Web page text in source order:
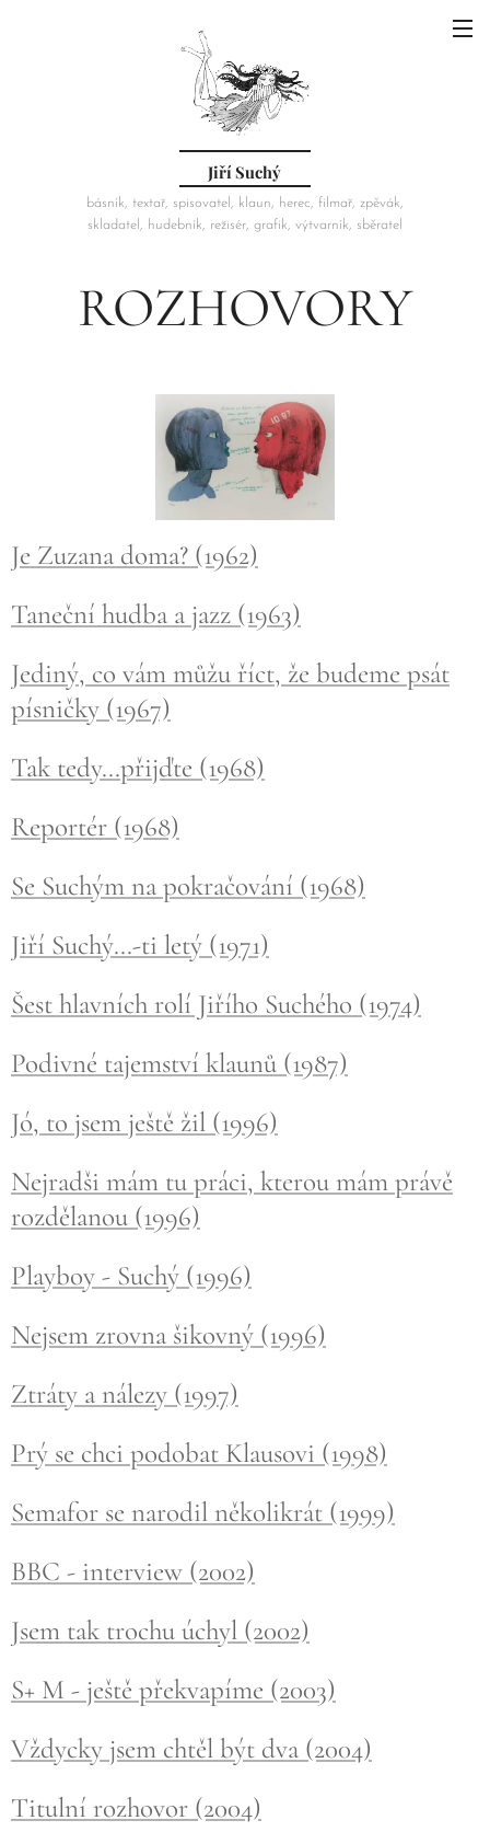
Jiří Suchý
básník, textař, spisovatel, klaun, herec, filmař, zpěvák,
skladatel, hudebník, režisér, grafik, výtvarník, sběratel
ROZHOVORY
Je Zuzana doma? (1962)
Taneční hudba a jazz (1963)
Jediný, co vám můžu říct, že budeme psát
písničky (1967)
Tak tedy...přijďte (1968)
Reportér (1968)
Se Suchým na pokračování (1968)
Jiří Suchý...-ti letý (1971)
Šest hlavních rolí Jiřího Suchého (1974)
Podivné tajemství klaunů (1987)
Jó, to jsem ještě žil (1996)
Nejradši mám tu práci, kterou mám právě
rozdělanou (1996)
Playboy - Suchý (1996)
Nejsem zrovna šikovný (1996)
Ztráty a nálezy (1997)
Prý se chci podobat Klausovi (1998)
Semafor se narodil několikrát (1999)
BBC - interview (2002)
Jsem tak trochu úchyl (2002)
S+ M - ještě překvapíme (2003)
Vždycky jsem chtěl být dva (2004)
Titulní rozhovor (2004)